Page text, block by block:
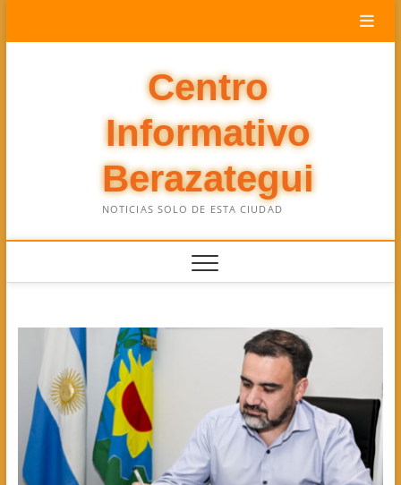
Centro
Informativo
Berazategui
NOTICIAS SOLO DE ESTA CIUDAD